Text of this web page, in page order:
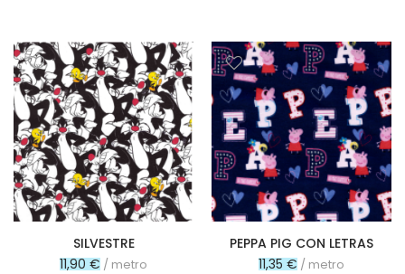
SILVESTRE
11,90 € / metro
PEPPA PIG CON LETRAS
11,35 € / metro